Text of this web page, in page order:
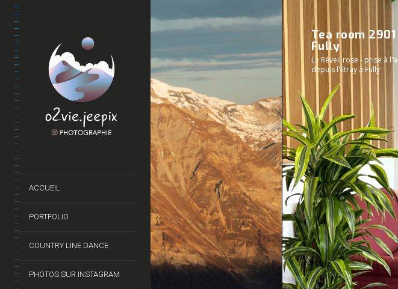
ACCUEIL
PORTFOLIO
COUNTRY LINE DANCE
PHOTOS SUR INSTAGRAM
Tea room 2901
Fully
Le Réveil rose - prise à
depuis l'Etray à Fully
la